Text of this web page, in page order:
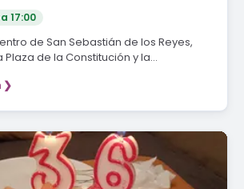
17:00
de San Sebastián de los Reyes,
de la Constitución y la…
❯